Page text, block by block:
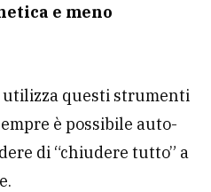
e meno
utilizza questi strumenti
è possibile auto-
di “chiudere tutto” a